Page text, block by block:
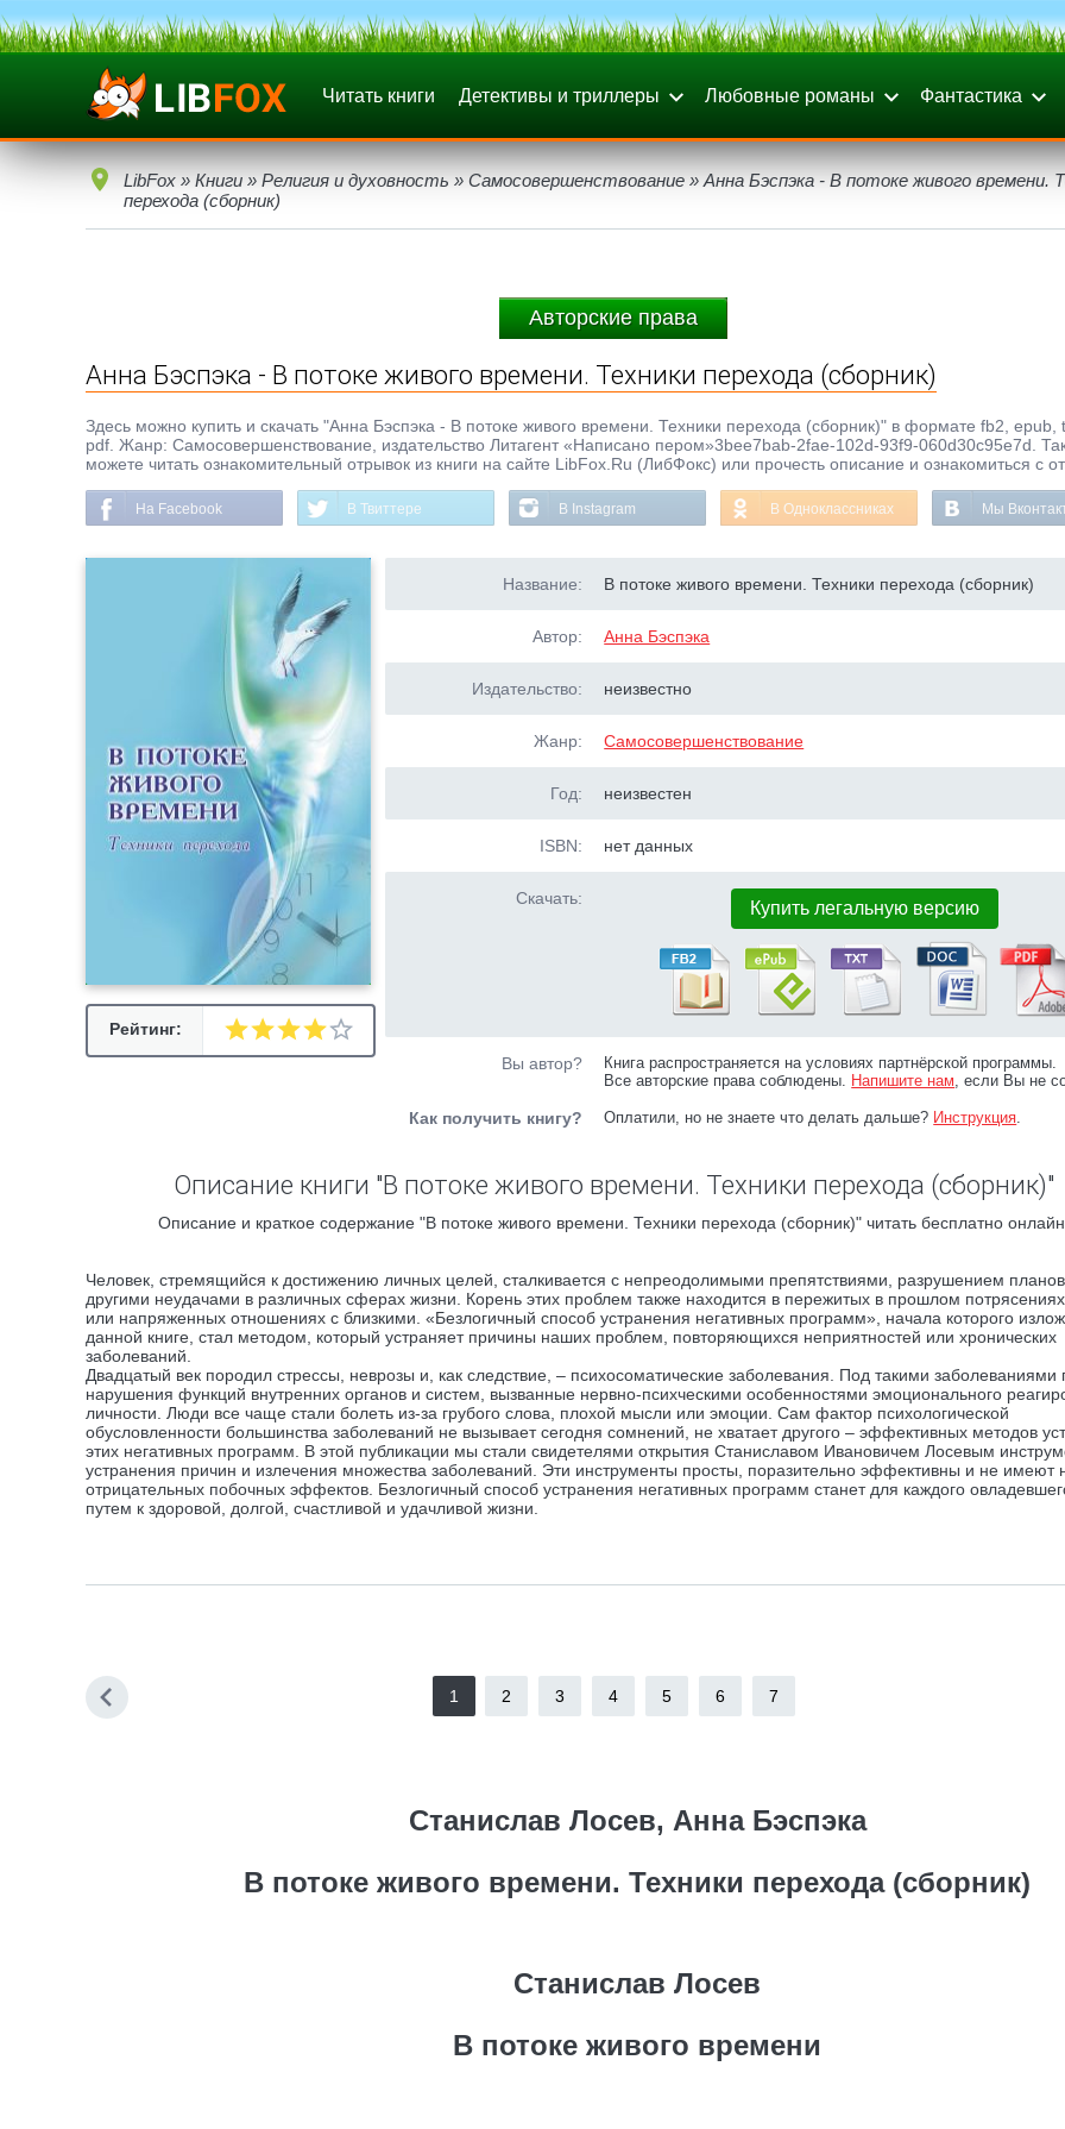
Читать книги Детективы и триллеры Любовные романы Фантастика
LibFox » Книги » Религия и духовность » Самосовершенствование » Анна Бэспэка - В потоке живого времени.
перехода (сборник)
Авторские права
Анна Бэспэка - В потоке живого времени. Техники перехода (сборник)
Здесь можно купить и скачать "Анна Бэспэка - В потоке живого времени. Техники перехода (сборник)" в формате fb2, epub,
pdf. Жанр: Самосовершенствование, издательство Литагент «Написано пером»3bee7bab-2fae-102d-93f9-060d30c95e7d.
можете читать ознакомительный отрывок из книги на сайте LibFox.Ru (ЛибФокс) или прочесть описание и ознакомиться с
На Facebook В Твиттере В Instagram В Одноклассниках Мы
Рейтинг:
Название: В потоке живого времени. Техники перехода (сборник)
Автор: Анна Бэспэка
Издательство: неизвестно
Жанр: Самосовершенствование
Год: неизвестен
ISBN: нет данных
Скачать: Купить легальную версию
Вы автор?
Книга распространяется на условиях партнёрской программы.
Все авторские права соблюдены. Напишите нам, если Вы не
Как получить книгу? Оплатили, но не знаете что делать дальше? Инструкция.
Описание книги "В потоке живого времени. Техники перехода (сборник)"
Описание и краткое содержание "В потоке живого времени. Техники перехода (сборник)" читать бесплатно онлайн.
Человек, стремящийся к достижению личных целей, сталкивается с непреодолимыми препятствиями, разрушением
другими неудачами в различных сферах жизни. Корень этих проблем также находится в пережитых в прошлом
или напряженных отношениях с близкими. «Безлогичный способ устранения негативных программ», начала которого
данной книге, стал методом, который устраняет причины наших проблем, повторяющихся неприятностей или хронических
заболеваний.
Двадцатый век породил стрессы, неврозы и, как следствие, – психосоматические заболевания. Под такими
нарушения функций внутренних органов и систем, вызванные нервно-психческими особенностями эмоционального
личности. Люди все чаще стали болеть из-за грубого слова, плохой мысли или эмоции. Сам фактор психологической
обусловленности большинства заболеваний не вызывает сегодня сомнений, не хватает другого – эффективных методов
этих негативных программ. В этой публикации мы стали свидетелями открытия Станиславом Ивановичем Лосевым
устранения причин и излечения множества заболеваний. Эти инструменты просты, поразительно эффективны и не имеют
отрицательных побочных эффектов. Безлогичный способ устранения негативных программ станет для каждого
путем к здоровой, долгой, счастливой и удачливой жизни.
1 2 3 4 5 6 7
Станислав Лосев, Анна Бэспэка
В потоке живого времени. Техники перехода (сборник)
Станислав Лосев
В потоке живого времени